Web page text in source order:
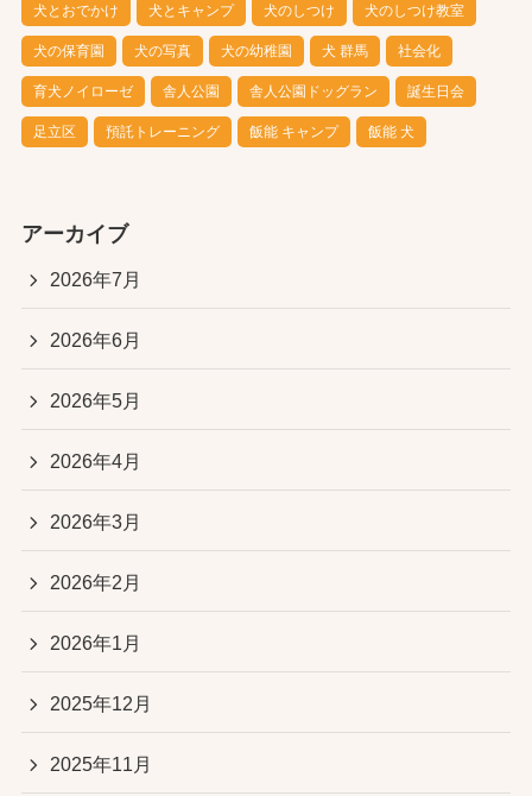
犬とおでかけ 犬とキャンプ 犬のしつけ 犬のしつけ教室
犬の保育園 犬の写真 犬の幼稚園 犬 群馬 社会化
育犬ノイローゼ 舎人公園 舎人公園ドッグラン 誕生日会
足立区 預託トレーニング 飯能 キャンプ 飯能 犬
アーカイブ
2026年7月
2026年6月
2026年5月
2026年4月
2026年3月
2026年2月
2026年1月
2025年12月
2025年11月